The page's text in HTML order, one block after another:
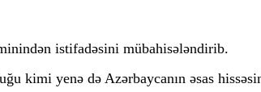
istifadəsini mübahisələndirib.
kimi yenə də Azərbaycanın əsas